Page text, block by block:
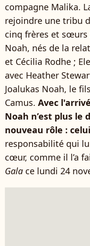
compagne Malika.
rejoindre une tribu
cinq frères et sœurs
Noah, nés de la
et Cécilia Rodhe ;
avec Heather
Joalukas Noah, le
Camus. Avec
Noah n’est plus
nouveau rôle :
responsabilité qui
cœur, comme il l’a
Gala ce lundi 24